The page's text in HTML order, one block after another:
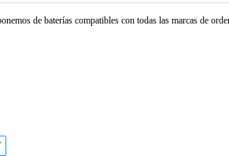
de baterías compatibles con todas las marcas de